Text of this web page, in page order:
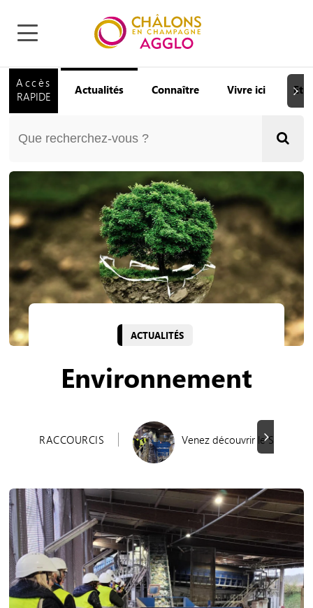
Accès
RAPIDE
Actualités Connaître Vivre ici
ACTUALITÉS
Environnement
RACCOURCIS Venez découvrir le Syvalom !
Suivant